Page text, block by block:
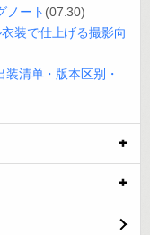
ノート (07.30)
装で仕上げる撮影向
清单・版本区别・